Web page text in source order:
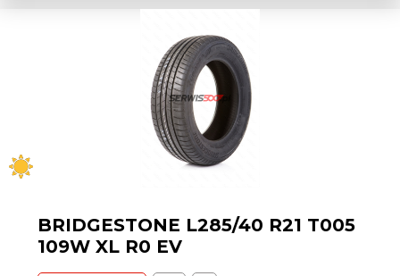
BRIDGESTONE L285/40 R21 T005
109W XL R0 EV